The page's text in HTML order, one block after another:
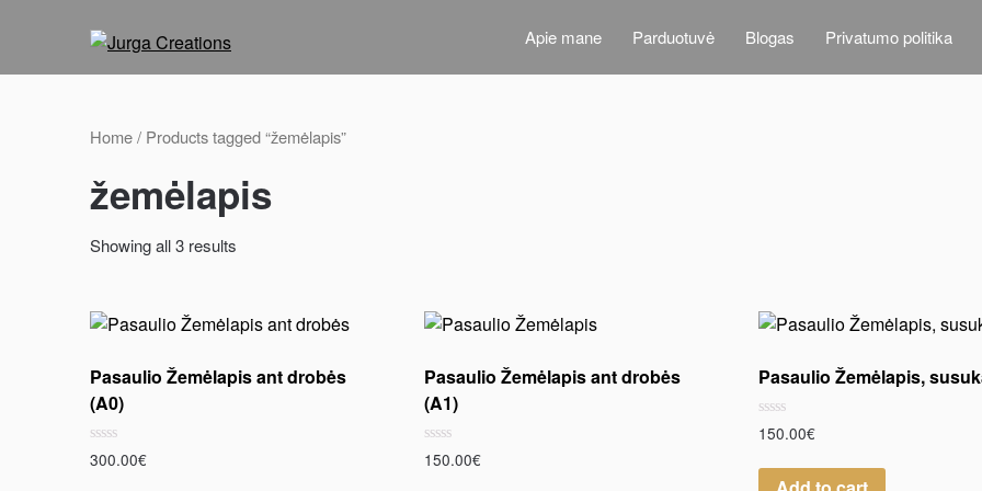
Apie mane Parduotuvė Blogas Privatumo politika
Home/ Products tagged “žemėlapis”
žemėlapis
Showing all 3 results
Pasaulio Žemėlapis ant drobės
(A0)
Rated
0
300.00€
Pasaulio Žemėlapis ant drobės
(A1)
Rated
0
150.00€
Pasaulio Žemėlapis,
Rated
0
of
150.00€